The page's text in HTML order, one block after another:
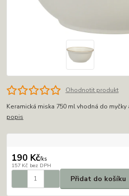
Ohodnotit produkt
Keramická miska 750 ml vhodná do
popis
190 Kč/ks
157 Kč bez DPH
Přidat do košíku